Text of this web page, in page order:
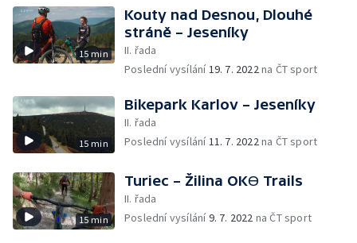
15 min
Kouty nad Desnou, Dlouhé
stráně – Jeseníky
II. řada
Poslední vysílání19. 7. 2022na ČT sport
15 min
Bikepark Karlov – Jeseníky
II. řada
Poslední vysílání11. 7. 2022na ČT sport
15 min
Turiec – Žilina OKӨ Trails
II. řada
Poslední vysílání9. 7. 2022 na ČT sport